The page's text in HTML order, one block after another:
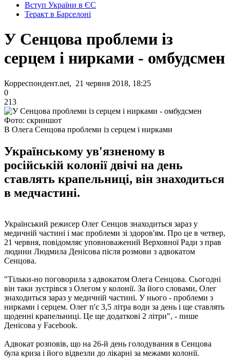
Вступ України в ЄС
Теракт в Барселоні
У Сенцова проблеми із
серцем і нирками - омбудсмен
Корреспондент.net, 21 червня 2018, 18:25
0
213
Фото: скриншот
В Олега Сенцова проблеми із серцем і нирками
Українському ув'язненому в
російській колонії двічі на день
ставлять крапельниці, він знаходиться
в медчастині.
Український режисер Олег Сенцов знаходиться зараз у
медичній частині і має проблеми зі здоров'ям. Про це в четвер,
21 червня, повідомляє уповноважений Верховної Ради з прав
людини Людмила Денісова після розмови з адвокатом
Сенцова.
"Тільки-но поговорила з адвокатом Олега Сенцова. Сьогодні
він таки зустрівся з Олегом у колонії. За його словами, Олег
знаходиться зараз у медичній частині. У нього - проблеми з
нирками і серцем. Олег п'є 3,5 літра води за день і ще ставлять
щоденні крапельниці. Це ще додаткові 2 літри", - пише
Денісова у Facebook.
Адвокат розповів, що на 26-й день голодування в Сенцова
була криза і його відвезли до лікарні за межами колонії.